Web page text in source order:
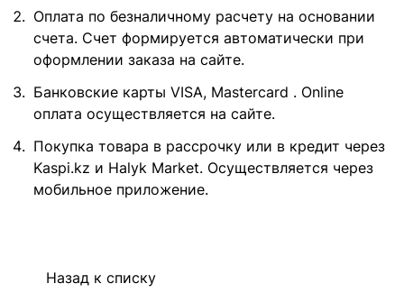
Оплата по безналичному расчету на основании
счета. Счет формируется автоматически при
оформлении заказа на сайте.
Банковские карты VISA, Mastercard . Online
оплата осуществляется на сайте.
Покупка товара в рассрочку или в кредит через
Kaspi.kz и Halyk Market. Осуществляется через
мобильное приложение.
Назад к списку